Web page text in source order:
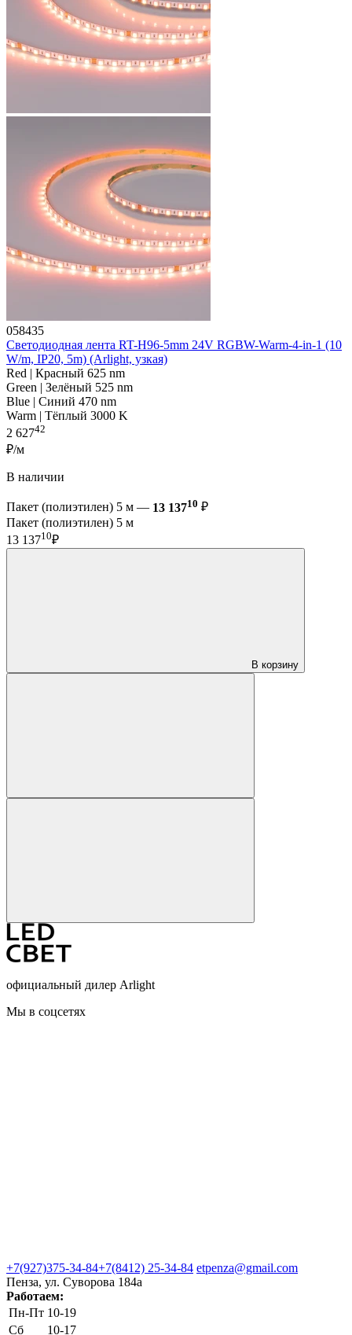
058435
Светодиодная лента RT-H96-5mm 24V RGBW-Warm-4-in-1 (10
W/m, IP20, 5m) (Arlight, узкая)
Red | Красный 625 nm
Green | Зелёный 525 nm
Blue | Синий 470 nm
Warm | Тёплый 3000 K
2 62742
₽/м
В наличии
Пакет (полиэтилен) 5 м — 13 13710 ₽
Пакет (полиэтилен) 5 м
13 13710₽
В корзину
официальный дилер Arlight
Мы в соцсетях
+7(927)375-34-84+7(8412) 25-34-84 etpenza@gmail.com
Пенза, ул. Cуворова 184а
Работаем:
Пн-Пт 10-19
Сб
10-17